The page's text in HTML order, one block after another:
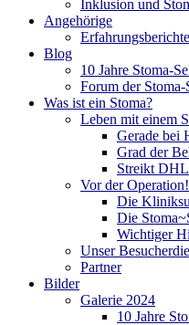
Inklusion und
Angehörige
Erfahrungsberichte
Blog
10 Jahre Stoma-
Forum der
Was ist ein Stoma?
Leben mit einem
Gerade bei
Grad der
Streikt
Vor der Operation!
Die
Die
Wichtiger
Unser
Partner
Bilder
Galerie 2024
10 Jahre